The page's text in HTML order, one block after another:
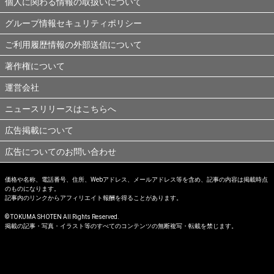
グループ情報セキュリティポリシー
ご利用履歴情報の外部送信について
著作権について
運営会社
ニュースリリースはこちらへ
広告掲載について
広告についてのお問い合わせ
価格や名称、電話番号、住所、Webアドレス、メールアドレス等を含め、記事の内容は掲載時点
のものになります。
記事内のリンクからアフィリエイト報酬を得ることがあります。
© TOKUMA SHOTEN All Rights Reserved.
掲載の記事・写真・イラスト等のすべてのコンテンツの無断複写・転載を禁じます。